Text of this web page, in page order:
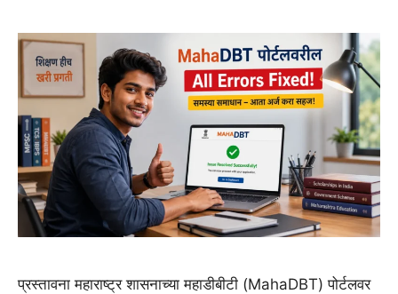
प्रस्तावना महाराष्ट्र शासनाच्या महाडीबीटी (MahaDBT) पोर्टलवर